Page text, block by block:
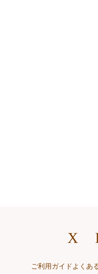
X
ご利用ガイド よくあ